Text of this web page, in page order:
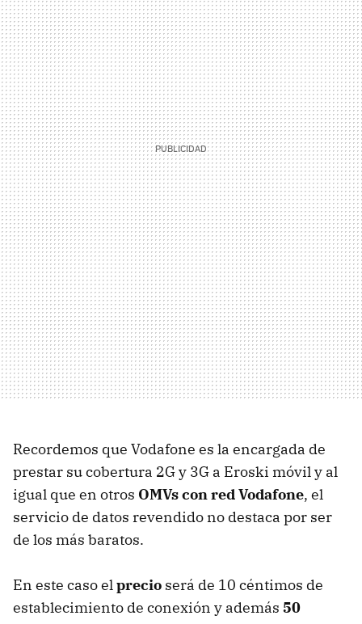
Recordemos que Vodafone es la encargada de
prestar su cobertura 2G y 3G a Eroski móvil y al
igual que en otros OMVs con red Vodafone, el
servicio de datos revendido no destaca por ser
de los más baratos.
En este caso elprecio será de 10 céntimos de
establecimiento de conexión y además 50